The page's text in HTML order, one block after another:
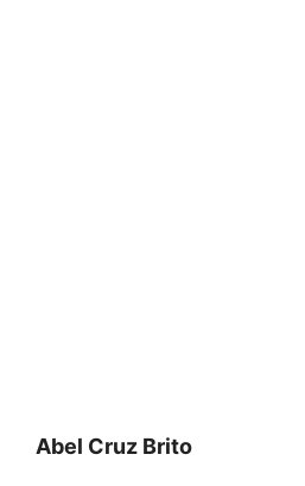
Abel Cruz Brito